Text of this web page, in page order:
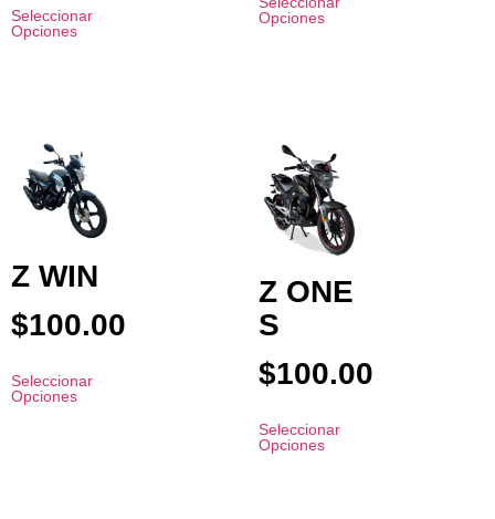
Seleccionar
Opciones
Opciones
Z WIN
$100.00
Seleccionar
Opciones
Z ONE
S
$100.00
Seleccionar
Opciones